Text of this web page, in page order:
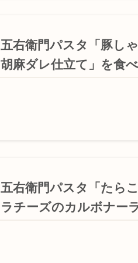
五右衛門パスタ「豚し
胡麻ダレ仕立て」を食
五右衛門パスタ「たら
ラチーズのカルボナー